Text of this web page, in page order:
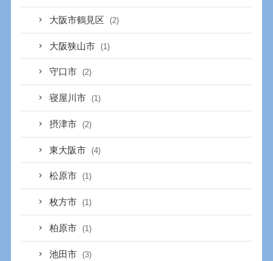
大阪市鶴見区 (2)
大阪狭山市 (1)
守口市 (2)
寝屋川市 (1)
摂津市 (2)
東大阪市 (4)
松原市 (1)
枚方市 (1)
柏原市 (1)
池田市 (3)